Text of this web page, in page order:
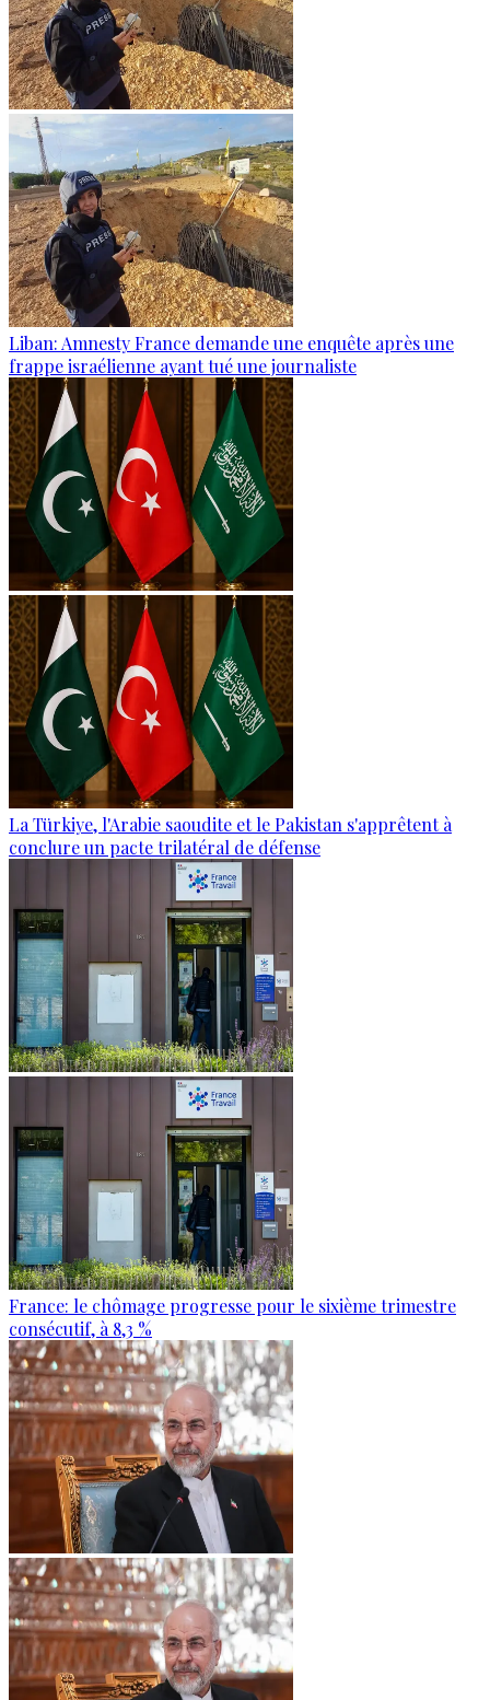
Liban: Amnesty France demande une enquête après une
frappe israélienne ayant tué une journaliste
La Türkiye, l'Arabie saoudite et le Pakistan s'apprêtent à
conclure un pacte trilatéral de défense
France: le chômage progresse pour le sixième trimestre
consécutif, à 8,3 %